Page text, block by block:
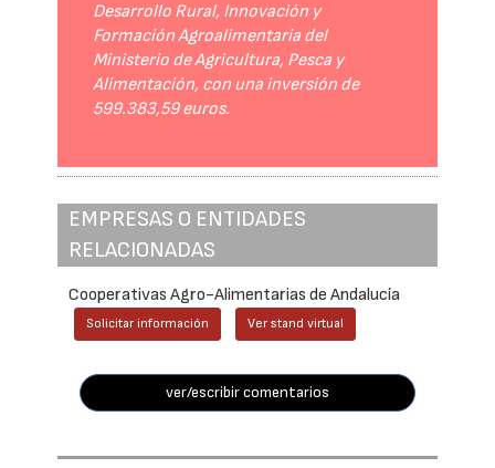
Desarrollo Rural, Innovación y
Formación Agroalimentaria del
Ministerio de Agricultura, Pesca y
Alimentación, con una inversión de
599.383,59 euros.
EMPRESAS O ENTIDADES
RELACIONADAS
Cooperativas Agro-Alimentarias de Andalucía
Solicitar información Ver stand virtual
ver/escribir comentarios